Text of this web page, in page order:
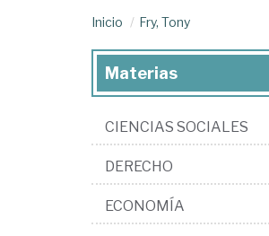
Inicio Fry, Tony
Materias
CIENCIAS SOCIALES
DERECHO
ECONOMÍA